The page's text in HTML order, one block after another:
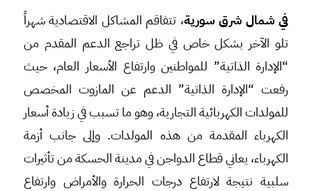
في شمال شرق سورية، تتفاقم المشاكل الاقتصادية شهراً
تلو الآخر بشكل خاص في ظل تراجع الدعم المقدم من
“الإدارة الذاتية” للمواطنين وارتفاع الأسعار العام، حيث
رفعت “الإدارة الذاتية” الدعم عن المازوت المخصص
للمولدات الكهربائية التجارية، وهو ما تسبب في زيادة أسعار
الكهرباء المقدمة من هذه المولدات. وإلى جانب أزمة
الكهرباء، يعاني قطاع الدواجن في مدينة الحسكة من تأثيرات
سلبية نتيجة لارتفاع درجات الحرارة والأمراض وارتفاع